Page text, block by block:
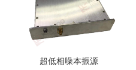
超低相噪本振源